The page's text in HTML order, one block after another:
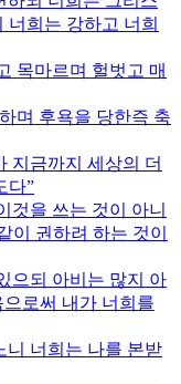
너희는 강하고 너희
목마르며 헐벗고 매
며 후욕을 당한즉 축
지금까지 세상의 더
다
것을 쓰는 것이 아니
이 권하려 하는 것이
으되 아비는 많지 아
로써 내가 너희를
니 너희는 나를 본받